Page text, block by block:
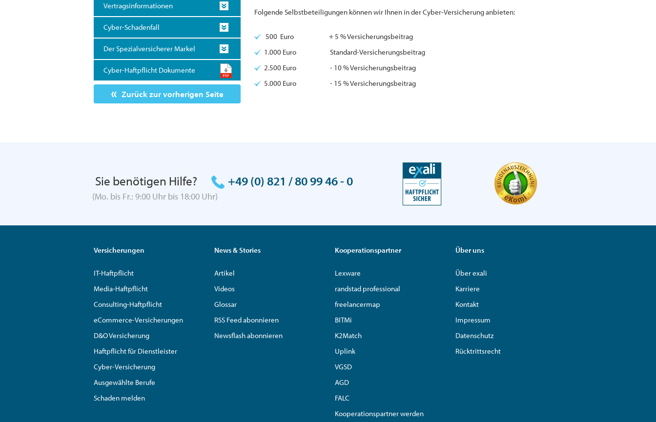
Vertragsinformationen
Cyber-Schadenfall
Der Spezialversicherer Markel
Cyber-Haftpflicht Dokumente
Zurück zur vorherigen Seite
Folgende Selbstbeteiligungen können wir Ihnen in der Cyber-Versicherung anbieten:
500 Euro + 5 % Versicherungsbeitrag
1.000 Euro Standard-Versicherungsbeitrag
2.500 Euro - 10 % Versicherungsbeitrag
5.000 Euro - 15 % Versicherungsbeitrag
Sie benötigen Hilfe? +49 (0) 821 / 80 99 46 - 0
(Mo. bis Fr.: 9:00 Uhr bis 18:00 Uhr)
Versicherungen
IT-Haftpflicht
Media-Haftpflicht
Consulting-Haftpflicht
eCommerce-Versicherungen
D&O Versicherung
Haftpflicht für Dienstleister
Cyber-Versicherung
Ausgewählte Berufe
Schaden melden
News & Stories
Artikel
Videos
Glossar
RSS Feed abonnieren
Newsflash abonnieren
Kooperationspartner
Lexware
randstad professional
freelancermap
BITMi
K2Match
Uplink
VGSD
AGD
FALC
Kooperationspartner werden
Über uns
Über exali
Karriere
Kontakt
Impressum
Datenschutz
Rücktrittsrecht